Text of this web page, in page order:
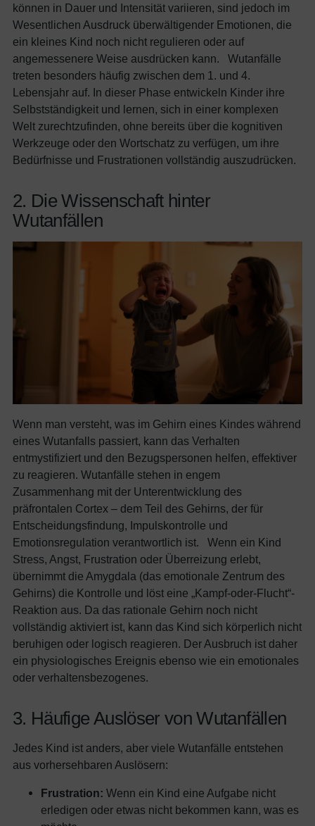
können in Dauer und Intensität variieren, sind jedoch im
Wesentlichen Ausdruck überwältigender Emotionen, die
ein kleines Kind noch nicht regulieren oder auf
angemessenere Weise ausdrücken kann. Wutanfälle
treten besonders häufig zwischen dem 1. und 4.
Lebensjahr auf. In dieser Phase entwickeln Kinder ihre
Selbstständigkeit und lernen, sich in einer komplexen
Welt zurechtzufinden, ohne bereits über die kognitiven
Werkzeuge oder den Wortschatz zu verfügen, um ihre
Bedürfnisse und Frustrationen vollständig auszudrücken.
2. Die Wissenschaft hinter
Wutanfällen
Wenn man versteht, was im Gehirn eines Kindes während
eines Wutanfalls passiert, kann das Verhalten
entmystifiziert und den Bezugspersonen helfen, effektiver
zu reagieren. Wutanfälle stehen in engem
Zusammenhang mit der Unterentwicklung des
präfrontalen Cortex – dem Teil des Gehirns, der für
Entscheidungsfindung, Impulskontrolle und
Emotionsregulation verantwortlich ist. Wenn ein Kind
Stress, Angst, Frustration oder Überreizung erlebt,
übernimmt die Amygdala (das emotionale Zentrum des
Gehirns) die Kontrolle und löst eine „Kampf-oder-Flucht“-
Reaktion aus. Da das rationale Gehirn noch nicht
vollständig aktiviert ist, kann das Kind sich körperlich nicht
beruhigen oder logisch reagieren. Der Ausbruch ist daher
ein physiologisches Ereignis ebenso wie ein emotionales
oder verhaltensbezogenes.
3. Häufige Auslöser von Wutanfällen
Jedes Kind ist anders, aber viele Wutanfälle entstehen
aus vorhersehbaren Auslösern:
Frustration: Wenn ein Kind eine Aufgabe nicht
erledigen oder etwas nicht bekommen kann, was es